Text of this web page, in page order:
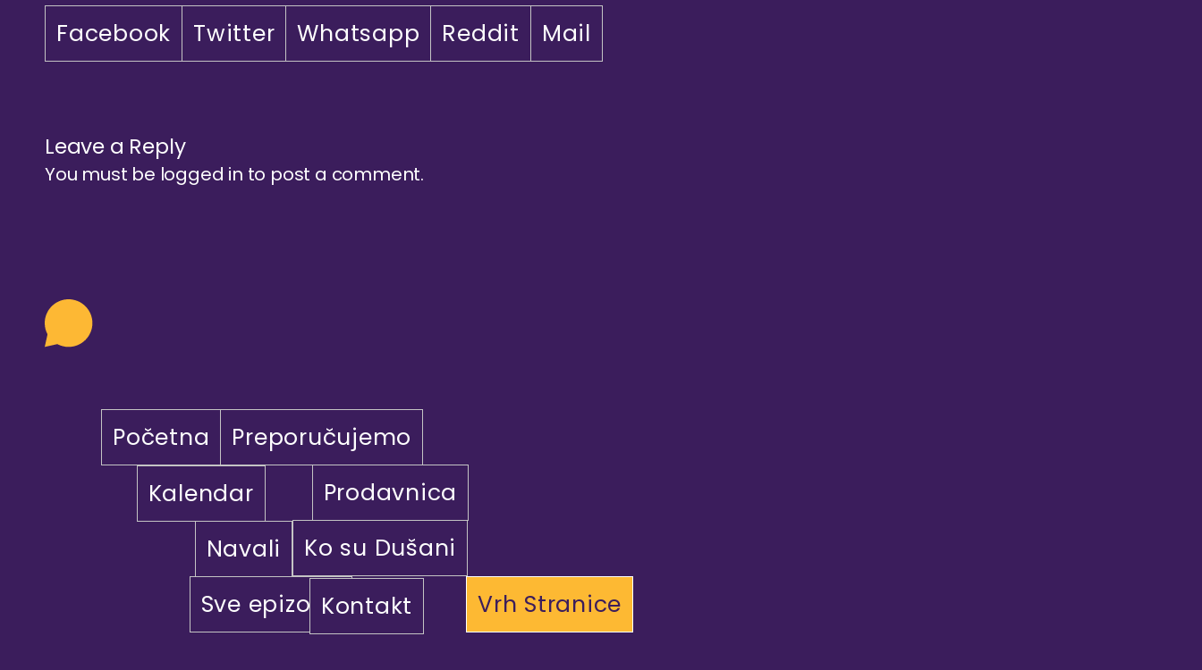
Facebook Twitter Whatsapp Reddit Mail
Leave a Reply
You must be logged in to post a comment.
Početna
Preporučujemo
Kalendar
Prodavnica
Navali
Ko su Dušani
Sve epizodeKontakt Vrh Stranice